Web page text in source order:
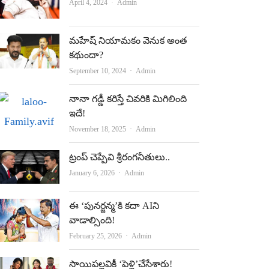
April 4, 2024 Author
Admin
మహేష్‌ నియామకం వెనుక అంత
కథుందా?
September 10, 2024 Author
Admin
నానా గడ్డీ కరిస్తే చివరికి మిగిలింది
ఇదే!
November 18, 2025 Author
Admin
ట్రంప్‌ చెప్పేవి శ్రీరంగనీతులు..
January 6, 2026 Author
Admin
ఈ ‘పున‌ర్జ‌న్మ‌’కి క‌దా AIని
వాడాల్సింది!
February 25, 2026 Author
Admin
సాయిపల్లవికీ ‘పెళ్లి’చేసేశారు!